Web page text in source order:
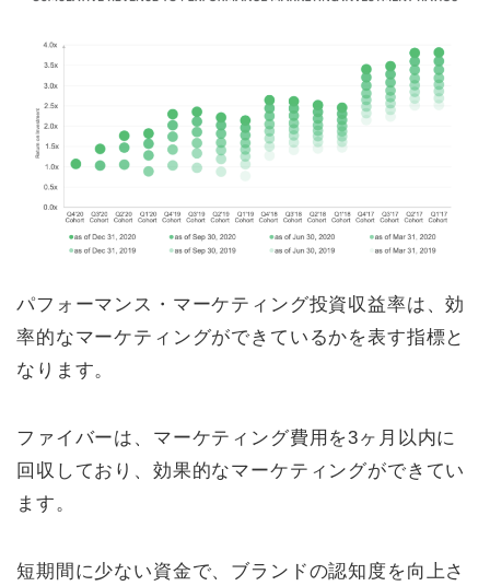
パフォーマンス・マーケティング投資収益率は、効
率的なマーケティングができているかを表す指標と
なります。
ファイバーは、マーケティング費用を3ヶ月以内に
回収しており、効果的なマーケティングができてい
ます。
短期間に少ない資金で、ブランドの認知度を向上さ